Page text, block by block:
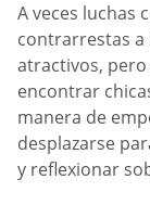
A veces luchas
contrarrestas a
atractivos, pero
encontrar
manera de
desplazarse
y reflexionar